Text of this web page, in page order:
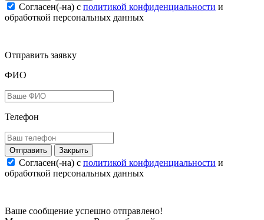
Согласен(-на) c политикой конфиденциальности и
обработкой персональных данных
Отправить заявку
ФИО
Телефон
Закрыть
Согласен(-на) c политикой конфиденциальности и
обработкой персональных данных
Ваше сообщение успешно отправлено!